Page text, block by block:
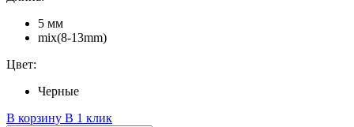
5 мм
mix(8-13mm)
Цвет:
Черные
В корзину В 1 клик